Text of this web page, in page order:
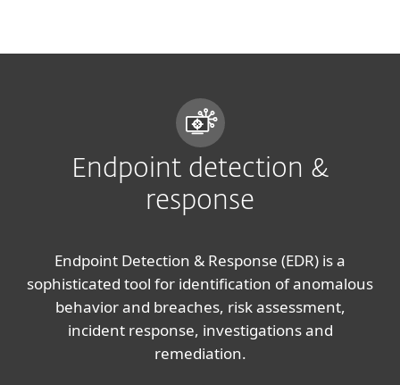
Endpoint detection &
response
Endpoint Detection & Response (EDR) is a
sophisticated tool for identification of anomalous
behavior and breaches, risk assessment,
incident response, investigations and
remediation.